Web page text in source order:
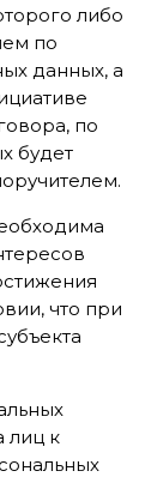
либо
по
данных, а
по
будет
что при
лиц к